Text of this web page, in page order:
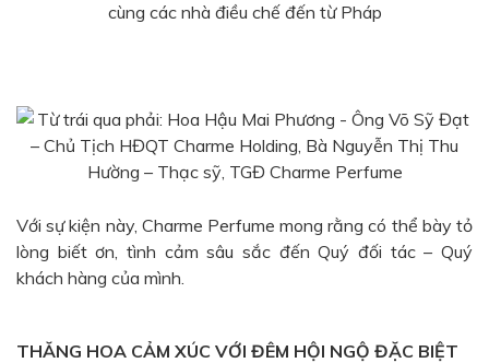
Với sự kiện này, Charme Perfume mong rằng có thể bày tỏ
lòng biết ơn, tình cảm sâu sắc đến Quý đối tác – Quý
khách hàng của mình.
THĂNG HOA CẢM XÚC VỚI ĐÊM HỘI NGỘ ĐẶC BIỆT